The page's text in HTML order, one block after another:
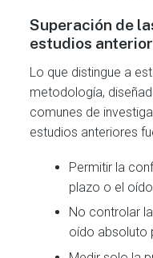
Superación de
estudios
Lo que distingue a
metodología,
comunes de
estudios anteriores
Permitir la
plazo o el
No controlar
oído absoluto